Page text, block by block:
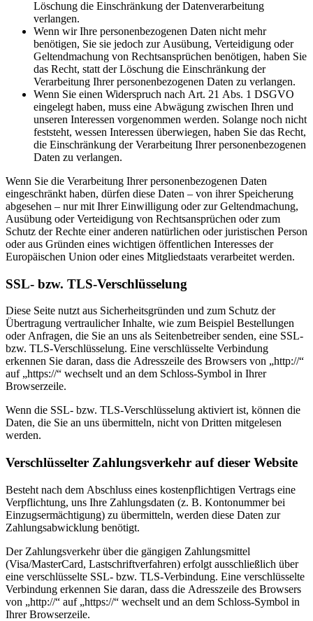
Löschung die Einschränkung der Datenverarbeitung
verlangen.
Wenn wir Ihre personenbezogenen Daten nicht mehr
benötigen, Sie sie jedoch zur Ausübung, Verteidigung oder
Geltendmachung von Rechtsansprüchen benötigen, haben Sie
das Recht, statt der Löschung die Einschränkung der
Verarbeitung Ihrer personenbezogenen Daten zu verlangen.
Wenn Sie einen Widerspruch nach Art. 21 Abs. 1 DSGVO
eingelegt haben, muss eine Abwägung zwischen Ihren und
unseren Interessen vorgenommen werden. Solange noch nicht
feststeht, wessen Interessen überwiegen, haben Sie das Recht,
die Einschränkung der Verarbeitung Ihrer personenbezogenen
Daten zu verlangen.
Wenn Sie die Verarbeitung Ihrer personenbezogenen Daten
eingeschränkt haben, dürfen diese Daten – von ihrer Speicherung
abgesehen – nur mit Ihrer Einwilligung oder zur Geltendmachung,
Ausübung oder Verteidigung von Rechtsansprüchen oder zum
Schutz der Rechte einer anderen natürlichen oder juristischen Person
oder aus Gründen eines wichtigen öffentlichen Interesses der
Europäischen Union oder eines Mitgliedstaats verarbeitet werden.
SSL- bzw. TLS-Verschlüsselung
Diese Seite nutzt aus Sicherheitsgründen und zum Schutz der
Übertragung vertraulicher Inhalte, wie zum Beispiel Bestellungen
oder Anfragen, die Sie an uns als Seitenbetreiber senden, eine SSL-
bzw. TLS-Verschlüsselung. Eine verschlüsselte Verbindung
erkennen Sie daran, dass die Adresszeile des Browsers von „http://“
auf „https://“ wechselt und an dem Schloss-Symbol in Ihrer
Browserzeile.
Wenn die SSL- bzw. TLS-Verschlüsselung aktiviert ist, können die
Daten, die Sie an uns übermitteln, nicht von Dritten mitgelesen
werden.
Verschlüsselter Zahlungsverkehr auf dieser Website
Besteht nach dem Abschluss eines kostenpflichtigen Vertrags eine
Verpflichtung, uns Ihre Zahlungsdaten (z. B. Kontonummer bei
Einzugsermächtigung) zu übermitteln, werden diese Daten zur
Zahlungsabwicklung benötigt.
Der Zahlungsverkehr über die gängigen Zahlungsmittel
(Visa/MasterCard, Lastschriftverfahren) erfolgt ausschließlich über
eine verschlüsselte SSL- bzw. TLS-Verbindung. Eine verschlüsselte
Verbindung erkennen Sie daran, dass die Adresszeile des Browsers
von „http://“ auf „https://“ wechselt und an dem Schloss-Symbol in
Ihrer Browserzeile.